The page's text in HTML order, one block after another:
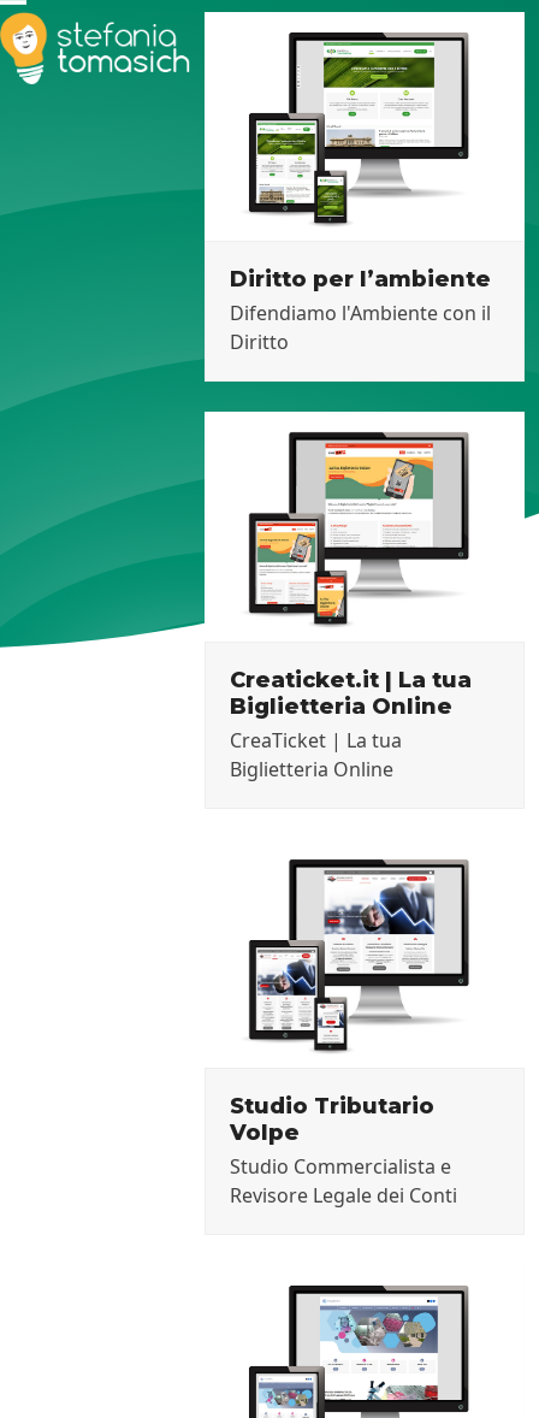
Skip
to
content
Open
mobile
Close
mobile
Diritto per l’ambiente
Difendiamo l'Ambiente con il
Diritto
Creaticket.it | La tua
Biglietteria Online
CreaTicket | La tua
Biglietteria Online
Studio Tributario
Volpe
Studio Commercialista e
Revisore Legale dei Conti